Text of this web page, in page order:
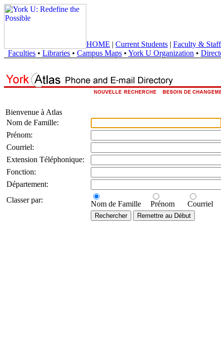
HOME | Current Students | Faculty & Staff
Faculties • Libraries • Campus Maps • York U Organization •
Bienvenue à Atlas
Nom de Famille:
Prénom:
Courriel:
Extension Téléphonique:
Fonction:
Département:
Classer par:
Nom de Famille Prénom Courriel